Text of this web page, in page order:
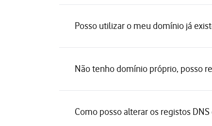
Posso utilizar o meu domínio já
Não tenho domínio próprio, posso
Como posso alterar os registos